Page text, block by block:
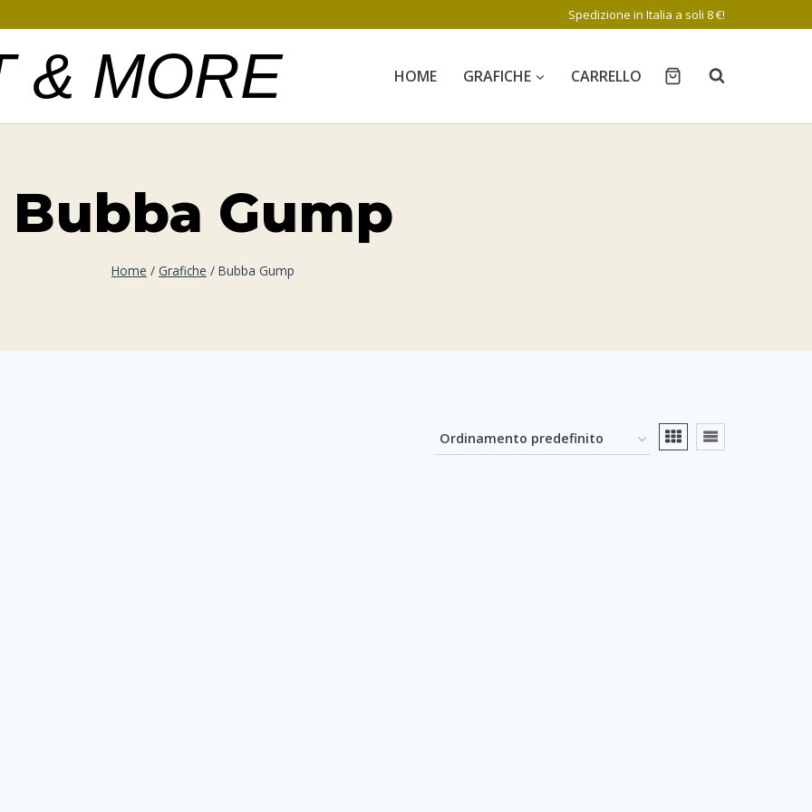
Spedizione in Italia a soli 8 €!
& MORE HOME GRAFICHE CARRELLO
Bubba Gump
Home / Grafiche / Bubba Gump